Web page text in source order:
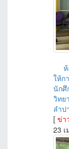
ให้ก
นักศึ
วิทย
ลำป
[ ข่า
23